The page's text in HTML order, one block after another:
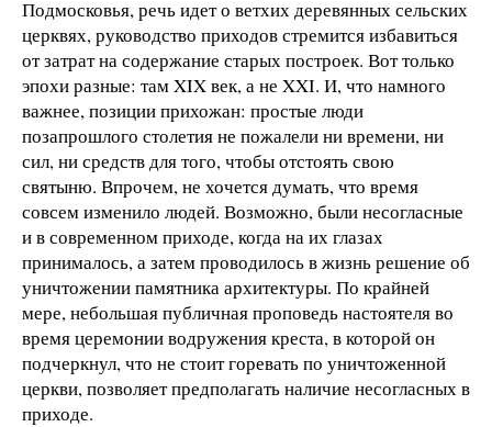
Подмосковья, речь идет о ветхих деревянных сельских
церквях, руководство приходов стремится избавиться
от затрат на содержание старых построек. Вот только
эпохи разные: там XIX век, а не XXI. И, что намного
важнее, позиции прихожан: простые люди
позапрошлого столетия не пожалели ни времени, ни
сил, ни средств для того, чтобы отстоять свою
святыню. Впрочем, не хочется думать, что время
совсем изменило людей. Возможно, были несогласные
и в современном приходе, когда на их глазах
принималось, а затем проводилось в жизнь решение об
уничтожении памятника архитектуры. По крайней
мере, небольшая публичная проповедь настоятеля во
время церемонии водружения креста, в которой он
подчеркнул, что не стоит горевать по уничтоженной
церкви, позволяет предполагать наличие несогласных в
приходе.